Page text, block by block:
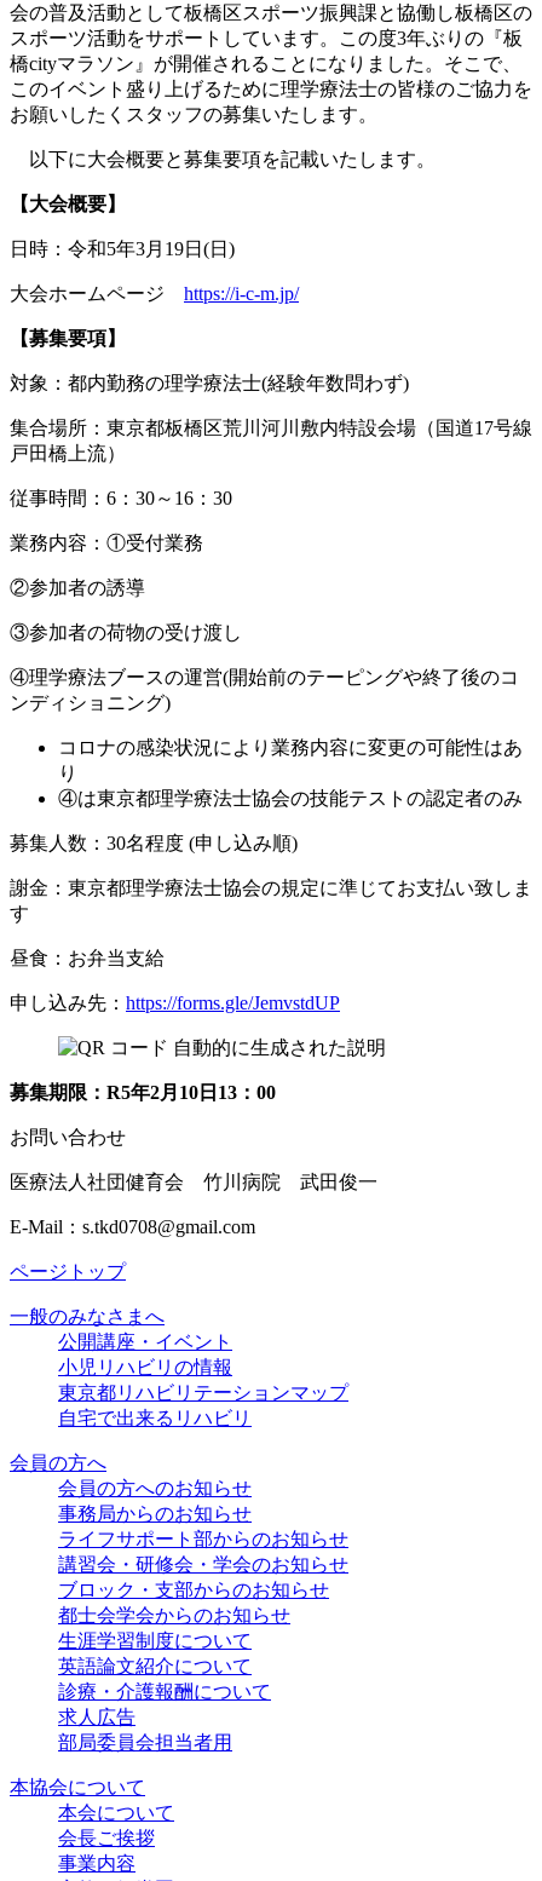
会の普及活動として板橋区スポーツ振興課と協働し板橋区の
スポーツ活動をサポートしています。この度3年ぶりの『板
橋cityマラソン』が開催されることになりました。そこで、
このイベント盛り上げるために理学療法士の皆様のご協力を
お願いしたくスタッフの募集いたします。
以下に大会概要と募集要項を記載いたします。
【大会概要】
日時：令和5年3月19日(日)
大会ホームページ https://i-c-m.jp/
【募集要項】
対象：都内勤務の理学療法士(経験年数問わず)
集合場所：東京都板橋区荒川河川敷内特設会場（国道17号線
戸田橋上流）
従事時間：6：30～16：30
業務内容：①受付業務
②参加者の誘導
③参加者の荷物の受け渡し
④理学療法ブースの運営(開始前のテーピングや終了後のコ
ンディショニング)
コロナの感染状況により業務内容に変更の可能性はあ
り
④は東京都理学療法士協会の技能テストの認定者のみ
募集人数：30名程度 (申し込み順)
謝金：東京都理学療法士協会の規定に準じてお支払い致しま
す
昼食：お弁当支給
申し込み先： https://forms.gle/JemvstdUP
募集期限：R5年2月10日13：00
お問い合わせ
医療法人社団健育会 竹川病院 武田俊一
E-Mail：s.tkd0708@gmail.com
ページトップ
一般のみなさまへ
公開講座・イベント
小児リハビリの情報
東京都リハビリテーションマップ
自宅で出来るリハビリ
会員の方へ
会員の方へのお知らせ
事務局からのお知らせ
ライフサポート部からのお知らせ
講習会・研修会・学会のお知らせ
ブロック・支部からのお知らせ
都士会学会からのお知らせ
生涯学習制度について
英語論文紹介について
診療・介護報酬について
求人広告
部局委員会担当者用
本協会について
本会について
会長ご挨拶
事業内容